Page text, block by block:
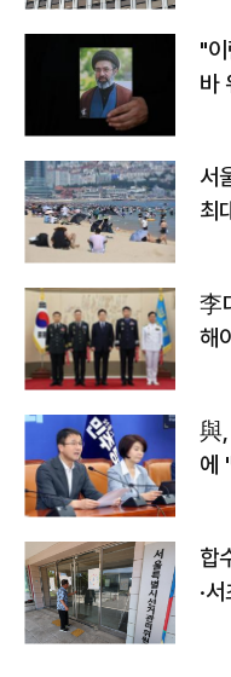
"
바
서
최
李
해
與,
에
합
·